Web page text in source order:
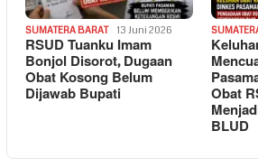
SUMATERA BARAT 13 Juni 2026
RSUD Tuanku Imam
Bonjol Disorot, Dugaan
Obat Kosong Belum
Dijawab Bupati Obat
BLUD